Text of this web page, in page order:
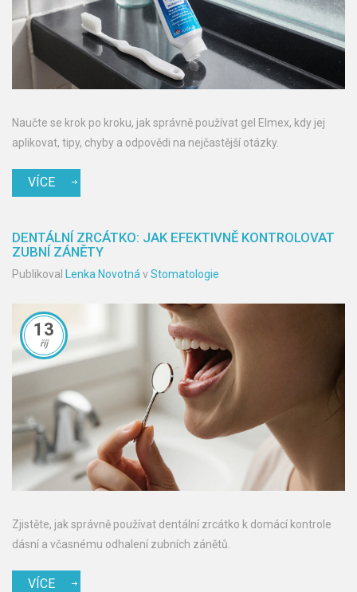
Naučte se krok po kroku, jak správně používat gel Elmex, kdy jej
aplikovat, tipy, chyby a odpovědi na nejčastější otázky.
VÍCE
DENTÁLNÍ ZRCÁTKO: JAK EFEKTIVNĚ KONTROLOVAT
ZUBNÍ ZÁNĚTY
Publikoval Lenka Novotná vStomatologie
13
říj
Zjistěte, jak správně používat dentální zrcátko k domácí kontrole
dásní a včasnému odhalení zubních zánětů.
VÍCE